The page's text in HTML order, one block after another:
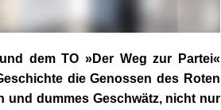
dem TO »Der Weg zur Partei«
die Genossen des Roten
und dummes Geschwätz, nicht nur